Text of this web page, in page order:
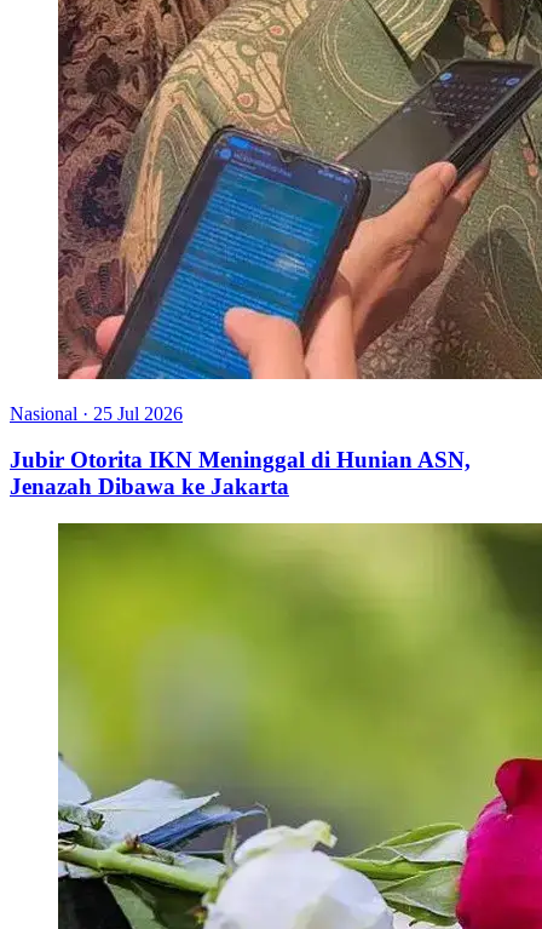
Nasional · 25 Jul 2026
Jubir Otorita IKN Meninggal di Hunian ASN,
Jenazah Dibawa ke Jakarta